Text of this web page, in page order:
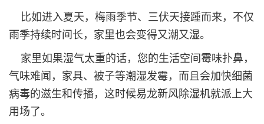
比如进入夏天，梅雨季节、三伏天接踵而来，不仅
雨季持续时间长，家里也会变得又潮又湿。
家里如果湿气太重的话，您的生活空间霉味扑鼻，
气味难闻，家具、被子等潮湿发霉，而且会加快细菌
病毒的滋生和传播，这时候易龙新风除湿机就派上大
用场了。